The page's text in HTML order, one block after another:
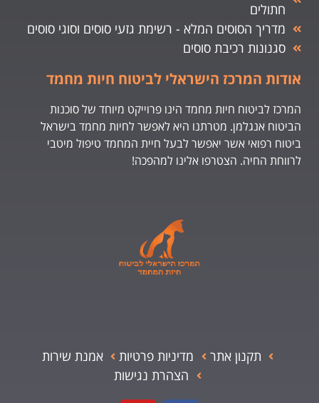
חתולים
מדריך הסוסים המלא - רשימת גזעי סוסים וסוגי סוסים
סגנונות רכיבת סוסים
אודות המרכז הישראלי לביטוח חיות מחמד
המרכז לביטוח חיות מחמד הינו פרוייקט מיוחד של סוכנות
הביטוח אנגלמן. מטרתנו היא לאפשר לחיות מחמד בישראל
ביטוח רפואי אשר יאפשר לבעל חיית המחמד טיפול מיטבי
לרווחת החיה. הצטרפו אלינו למהפכה!
תקנון אתר מדיניות פרטיות
אמנת שירות
הצהרת נגישות